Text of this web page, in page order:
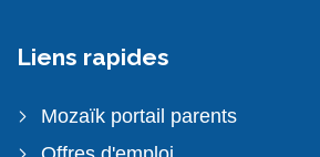
Liens rapides
Mozaïk portail parents